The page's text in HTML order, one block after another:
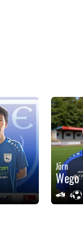
Jörn
Wego
4